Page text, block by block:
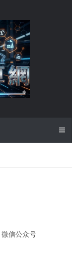
微信公众号